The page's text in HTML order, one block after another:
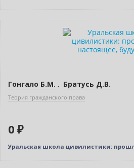
Гонгало Б.М. , Братусь Д.В.
Теория гражданского права
0 ₽
Уральская школа цивилистики: